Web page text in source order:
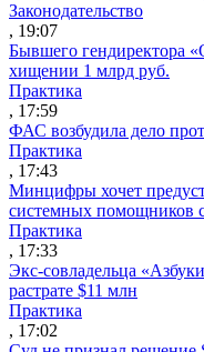
Законодательство
, 19:07
Бывшего гендиректора
хищении 1 млрд руб.
Практика
, 17:59
ФАС возбудила дело
Практика
, 17:43
Минцифры хочет
системных помощников
Практика
, 17:33
Экс-совладельца
растрате $11 млн
Практика
, 17:02